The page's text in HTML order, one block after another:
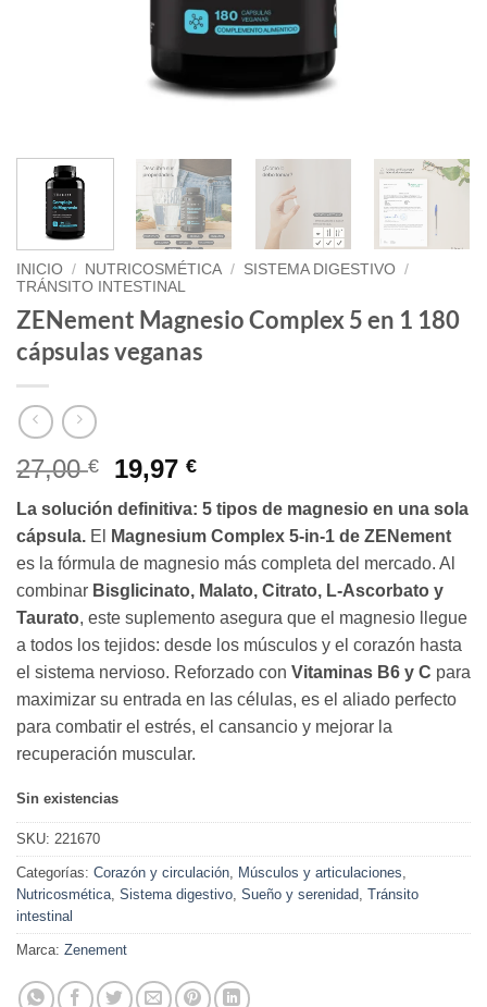
INICIO / NUTRICOSMÉTICA / SISTEMA DIGESTIVO /
TRÁNSITO INTESTINAL
ZENement Magnesio Complex 5 en 1 180
cápsulas veganas
27,00€
El
original
era:
27,00 €.
19,97€El
actual
es:
19,97 €.
La solución definitiva: 5 tipos de magnesio en una sola
cápsula. El
Magnesium Complex 5-in-1 de ZENement
es la fórmula de magnesio más completa del mercado. Al
combinar Bisglicinato, Malato, Citrato, L-Ascorbato y
Taurato, este suplemento asegura que el magnesio llegue
a todos los tejidos: desde los músculos y el corazón hasta
el sistema nervioso. Reforzado con Vitaminas B6 y C para
maximizar su entrada en las células, es el aliado perfecto
para combatir el estrés, el cansancio y mejorar la
recuperación muscular.
Sin existencias
SKU: 221670
Categorías: Corazón y circulación Músculos y articulaciones
Nutricosmética Sistema digestivo Sueño y serenidad Tránsito
intestinal
Marca: Zenement